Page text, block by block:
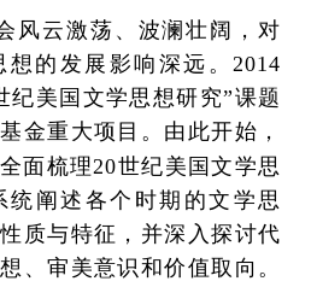
风云激荡、波澜壮阔，对
的发展影响深远。2014
纪美国文学思想研究”课题
金重大项目。由此开始，
面梳理20世纪美国文学思
统阐述各个时期的文学思
质与特征，并深入探讨代
、审美意识和价值取向。